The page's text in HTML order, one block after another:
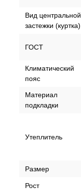
Вид центральной
застежки (куртка)
ГОСТ
Климатический
пояс
Материал
подкладки
Утеплитель
Размер
Рост